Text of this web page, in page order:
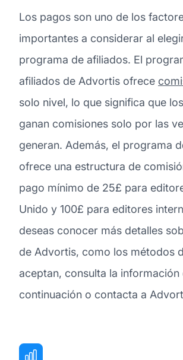
Los pagos son uno de los
importantes a considerar al
programa de afiliados. El
afiliados de Advortis ofrece
solo nivel, lo que significa que
ganan comisiones solo por las
generan. Además, el programa
ofrece una estructura de
pago mínimo de 25£ para
Unido y 100£ para editores
deseas conocer más detalles
de Advortis, como los métodos
aceptan, consulta la información
continuación o contacta a